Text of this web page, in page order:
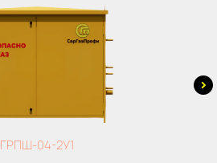
ГРПШ-04-2У1